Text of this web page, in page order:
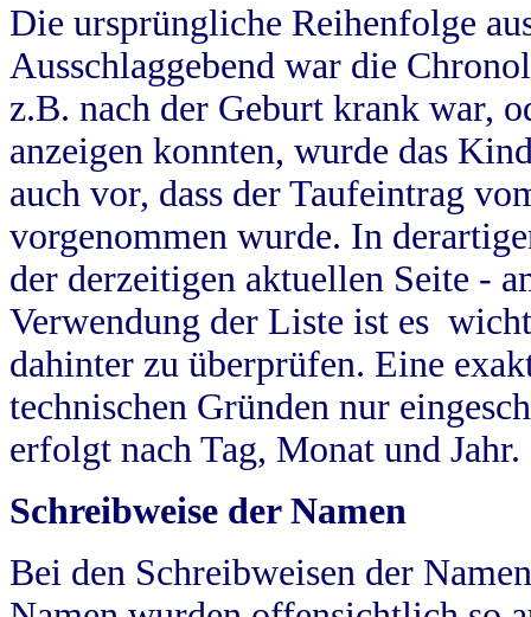
Die ursprüngliche Reihenfolge
Ausschlaggebend war die
z.B. nach der Geburt krank war,
anzeigen konnten, wurde das
auch vor, dass der Taufeintrag
vorgenommen wurde. In
der derzeitigen aktuellen Seite -
Verwendung der Liste ist es
dahinter zu überprüfen. Eine
technischen Gründen nur
erfolgt nach Tag, Monat und Jahr.
Schreibweise der Namen
Bei den Schreibweisen der